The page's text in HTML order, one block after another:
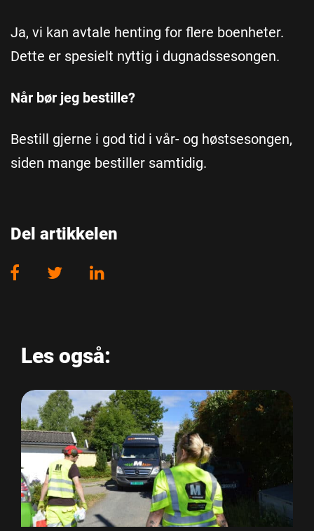
Ja, vi kan avtale henting for flere boenheter.
Dette er spesielt nyttig i dugnadssesongen.
Når bør jeg bestille?
Bestill gjerne i god tid i vår- og høstsesongen,
siden mange bestiller samtidig.
Del artikkelen
Les også: